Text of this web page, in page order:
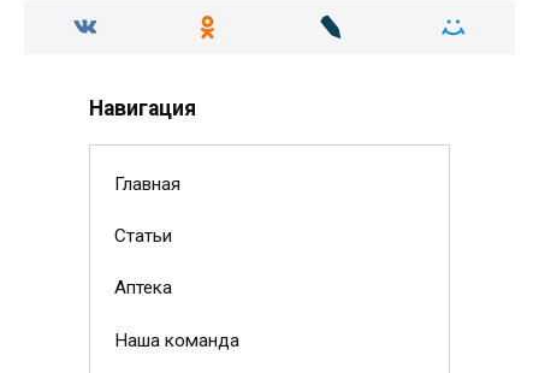
Навигация
Главная
Статьи
Аптека
Наша команда